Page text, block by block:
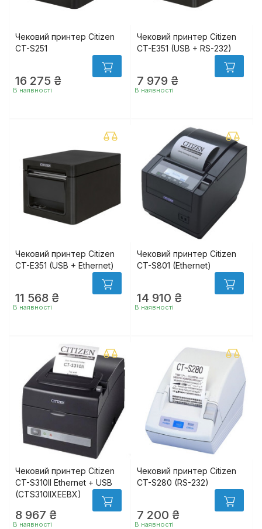
Чековий принтер Citizen
CT-S251
16 275 ₴
В наявності
Чековий принтер Citizen
CT-E351 (USB + RS-232)
7 979 ₴
В наявності
Чековий принтер Citizen
CT-E351 (USB + Ethernet)
11 568 ₴
В наявності
Чековий принтер Citizen
CT-S801 (Ethernet)
14 910 ₴
В наявності
Чековий принтер Citizen
CT-S310II Ethernet + USB
(CTS310IIXEEBX)
8 967 ₴
В наявності
Чековий принтер Citizen
CT-S280 (RS-232)
7 200 ₴
В наявності